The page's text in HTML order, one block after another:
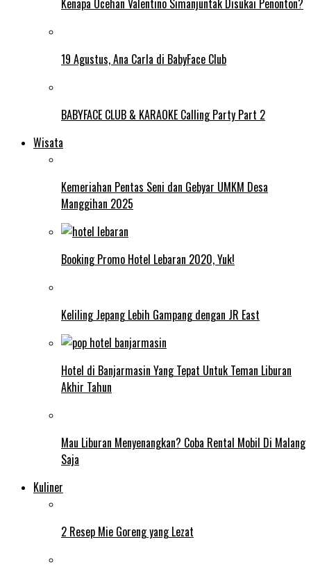
Kenapa Ocehan Valentino Simanjuntak Disukai Penonton?
19 Agustus, Ana Carla di BabyFace Club
BABYFACE CLUB & KARAOKE Calling Party Part 2
Wisata
Kemeriahan Pentas Seni dan Gebyar UMKM Desa
Manggihan 2025
Booking Promo Hotel Lebaran 2020, Yuk!
Keliling Jepang Lebih Gampang dengan JR East
Hotel di Banjarmasin Yang Tepat Untuk Teman Liburan
Akhir Tahun
Mau Liburan Menyenangkan? Coba Rental Mobil Di Malang
Saja
Kuliner
2 Resep Mie Goreng yang Lezat